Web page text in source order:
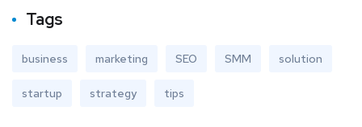
Tags
business marketing SEO SMM solution
startup strategy tips